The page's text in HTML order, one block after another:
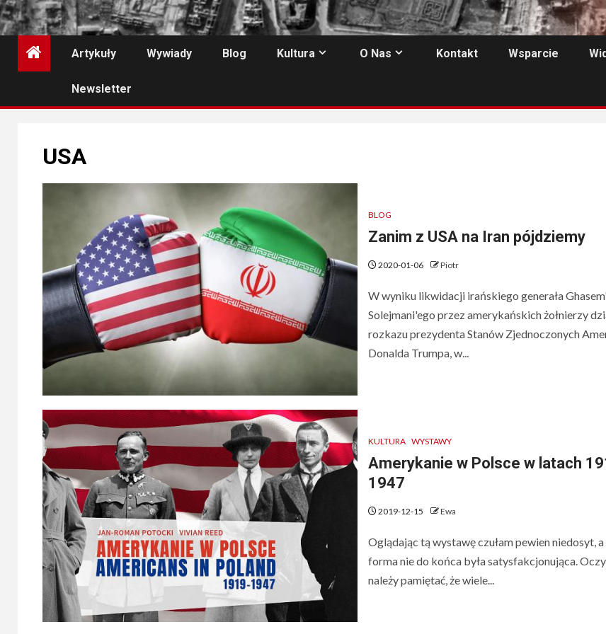
Artykuły Wywiady Blog Kultura O Nas Kontakt Wsparcie
Newsletter
USA
BLOG
Zanim z USA na Iran pójdziemy
2020-01-06 Piotr
W wyniku likwidacji irańskiego generała
Solejmani'ego przez amerykańskich żołnierzy
rozkazu prezydenta Stanów Zjednoczonych
Donalda Trumpa, w...
KULTURA WYSTAWY
Amerykanie w Polsce w latach
1947
2019-12-15 Ewa
Oglądając tą wystawę czułam pewien niedosyt, a
forma nie do końca była satysfakcjonująca.
należy pamiętać, że wiele...